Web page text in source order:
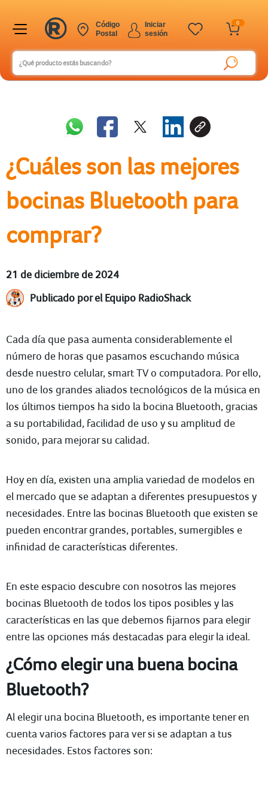
0
Iniciar
sesión
Código
Postal
¿Cuáles son las mejores
bocinas Bluetooth para
comprar?
21 de diciembre de 2024
Publicado por el Equipo RadioShack
Cada día que pasa aumenta considerablemente el
número de horas que pasamos escuchando música
desde nuestro celular, smart TV o computadora. Por ello,
uno de los grandes aliados tecnológicos de la música en
los últimos tiempos ha sido la bocina Bluetooth, gracias
a su portabilidad, facilidad de uso y su amplitud de
sonido, para mejorar su calidad.
Hoy en día, existen una amplia variedad de modelos en
el mercado que se adaptan a diferentes presupuestos y
necesidades. Entre las bocinas Bluetooth que existen se
pueden encontrar grandes, portables, sumergibles e
infinidad de características diferentes.
En este espacio descubre con nosotros las mejores
bocinas Bluetooth de todos los tipos posibles y las
características en las que debemos fijarnos para elegir
entre las opciones más destacadas para elegir la ideal.
¿Cómo elegir una buena bocina
Bluetooth?
Al elegir una bocina Bluetooth, es importante tener en
cuenta varios factores para ver si se adaptan a tus
necesidades. Estos factores son: